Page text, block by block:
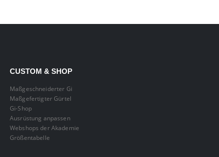
CUSTOM & SHOP
Maßgeschneiderter Gi
Maßgefertigter Gürtel
Gi-Shop
Ausrüstung anpassen
Webshops der Akademie
Größentabelle